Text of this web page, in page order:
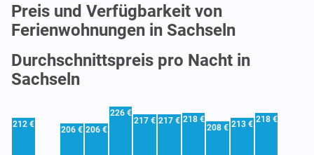
Preis und Verfügbarkeit von
Ferienwohnungen in Sachseln
Durchschnittspreis pro Nacht in
Sachseln
212 €
206 € 206 €
226 €
217 € 217 € 218 €
208 € 213 € 218 €